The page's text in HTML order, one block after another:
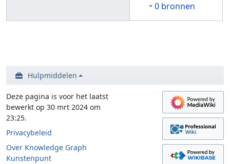
0 bronnen
Hulpmiddelen
Deze pagina is voor het laatst
bewerkt op 30 mrt 2024 om
23:25.
Privacybeleid
Over Knowledge Graph
Kunstenpunt